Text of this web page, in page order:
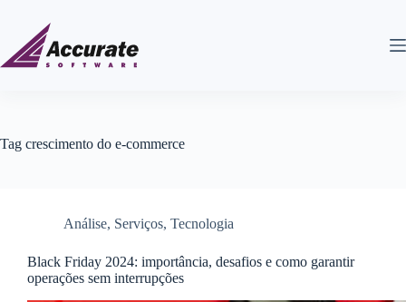
Tag crescimento do e-commerce
Análise, Serviços, Tecnologia
Black Friday 2024: importância, desafios e como garantir
operações sem interrupções